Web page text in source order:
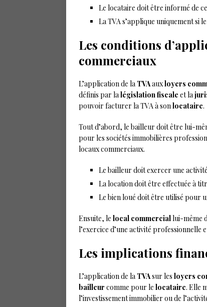
Le locataire doit être informé de
La TVA s’applique uniquement si
Les conditions
commerciaux
L’application de la TVAauxloyers
définis par lalégislation fiscale et la
pouvoir facturer la TVA à sonlocataire.
Tout d’abord, le bailleur doit être lui-
pour les sociétés immobilières
locaux commerciaux.
Le bailleur doit exercer une
La location doit être effectuée à
Le bien loué doit être utilisé pour
Ensuite, le local commerciallui-même
l’exercice d’une activité professionnelle
Les implications
L’application de la TVAsur les loyers
bailleur comme pour le locataire. Elle
l’investissement immobilier ou de